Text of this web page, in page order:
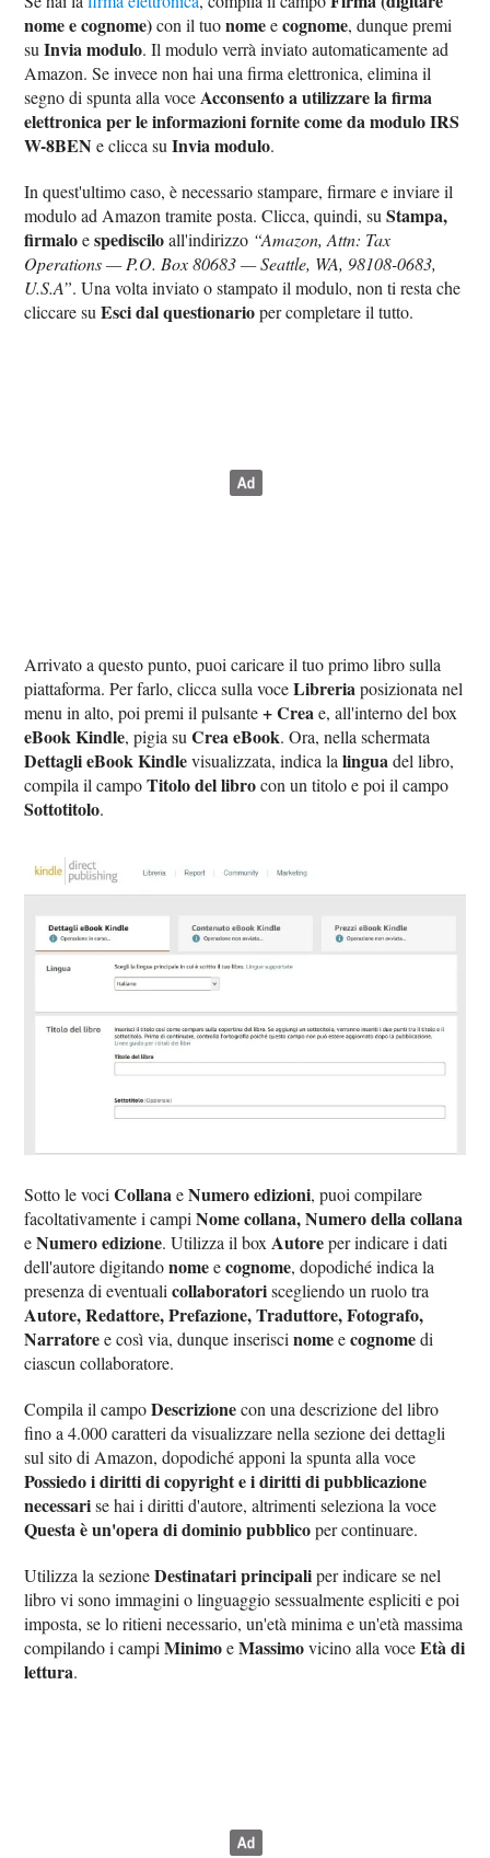
nome e cognome)con il tuonomeecognome, dunque premi
suInvia modulo. Il modulo verrà inviato automaticamente ad
Amazon. Se invece non hai una firma elettronica, elimina il
segno di spunta alla voce Acconsento a utilizzare la firma
elettronica per le informazioni fornite come da modulo IRS
W-8BEN e clicca suInvia modulo.
In quest'ultimo caso, è necessario stampare, firmare e inviare il
modulo ad Amazon tramite posta. Clicca, quindi, suStampa,
firmaloespedisciloall'indirizzo “Amazon, Attn: Tax
Operations — P.O. Box 80683 — Seattle, WA, 98108-0683,
U.S.A”. Una volta inviato o stampato il modulo, non ti resta che
cliccare suEsci dal questionarioper completare il tutto.
Arrivato a questo punto, puoi caricare il tuo primo libro sulla
piattaforma. Per farlo, clicca sulla voceLibreriaposizionata nel
menu in alto, poi premi il pulsante+ Creae, all'interno del box
eBook Kindle, pigia suCrea eBook. Ora, nella schermata
Dettagli eBook Kindlevisualizzata, indica lalinguadel libro,
compila il campoTitolo del librocon un titolo e poi il campo
Sottotitolo.
Sotto le vociCollana eNumero edizioni, puoi compilare
facoltativamente i campiNome collana, Numero della collana
eNumero edizione. Utilizza il box Autoreper indicare i dati
dell'autore digitandonomeecognome, dopodiché indica la
presenza di eventualicollaboratoriscegliendo un ruolo tra
Autore, Redattore, Prefazione, Traduttore, Fotografo,
Narratoree così via, dunque inseriscinomeecognomedi
ciascun collaboratore.
Compila il campoDescrizionecon una descrizione del libro
fino a 4.000 caratteri da visualizzare nella sezione dei dettagli
sul sito di Amazon, dopodiché apponi la spunta alla voce
Possiedo i diritti di copyright e i diritti di pubblicazione
necessarise hai i diritti d'autore, altrimenti seleziona la voce
Questa è un'opera di dominio pubblicoper continuare.
Utilizza la sezioneDestinatari principaliper indicare se nel
libro vi sono immagini o linguaggio sessualmente espliciti e poi
imposta, se lo ritieni necessario, un'età minima e un'età massima
compilando i campiMinimoeMassimovicino alla voceEtà di
lettura.